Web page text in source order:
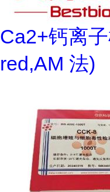
Ca2+钙离
red,AM 法)